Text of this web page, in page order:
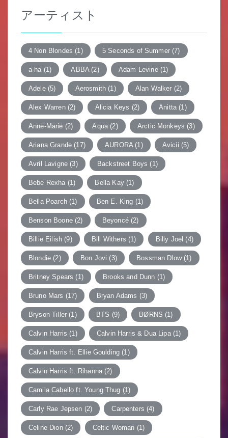
アーティスト
4 Non Blondes (1) 5 Seconds of Summer(7)
a-ha (1) ABBA(2) Adam Levine(1)
Adele(5) Aerosmith (1) Alan Walker (2)
Alex Warren(2) Alicia Keys (2) Anitta (1)
Anne-Marie (2) Aqua (2) Arctic Monkeys (3)
Ariana Grande (17) AURORA(1) Avicii (5)
Avril Lavigne (3) Backstreet Boys (1)
Bebe Rexha (1) Bella Kay(1)
Bella Poarch(1) Ben E. King (1)
Benson Boone(2) Beyoncé(2)
Billie Eilish (9) Bill Withers (1) Billy Joel (4)
Blondie (2) Bon Jovi (3) Bossman Dlow(1)
Britney Spears (1) Brooks and Dunn (1)
Bruno Mars (17) Bryan Adams (3)
Bryson Tiller (1) BTS (9) BØRNS (1)
Calvin Harris (1) Calvin Harris & Dua Lipa(1)
Calvin Harris ft. Ellie Goulding (1)
Calvin Harris ft. Rihanna (2)
Camila Cabello ft. Young Thug (1)
Carly Rae Jepsen (2) Carpenters (4)
Celine Dion(2) Celtic Woman (1)